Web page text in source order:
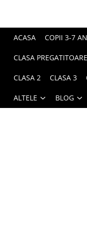
ACASA COPII 3-7
CLASA PREGATITOARE
CLASA 2 CLASA 3
ALTELE BLOG